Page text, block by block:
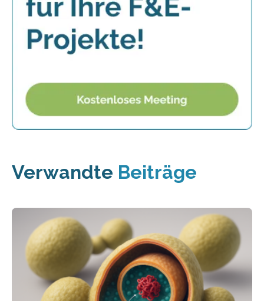
Verwandte Beiträge